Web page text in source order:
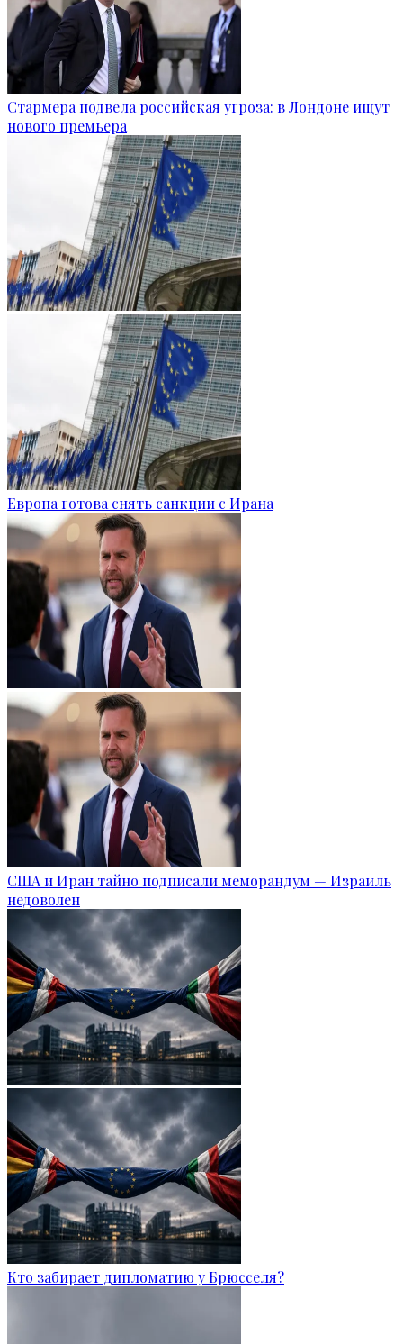
Стармера подвела российская угроза: в Лондоне ищут
нового премьера
Европа готова снять санкции с Ирана
США и Иран тайно подписали меморандум — Израиль
недоволен
Кто забирает дипломатию у Брюсселя?